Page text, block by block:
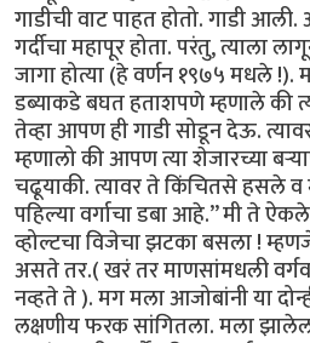
गाडीची वाट पाहत होतो. गाडी
गर्दीचा महापूर होता. परंतु, त्याला
जागा होत्या (हे वर्णन १९७५ मधले !).
डब्याकडे बघत हताशपणे म्हणाले की
तेव्हा आपण ही गाडी सोडून देऊ.
म्हणालो की आपण त्या शेजारच्या
चढूयाकी. त्यावर ते किंचितसे हसले व
पहिल्या वर्गाचा डबा आहे.’’ मी ते
व्होल्टचा विजेचा झटका बसला !
असते तर.( खरं तर माणसांमधली
नव्हते ते ). मग मला आजोबांनी या
लक्षणीय फरक सांगितला. मला